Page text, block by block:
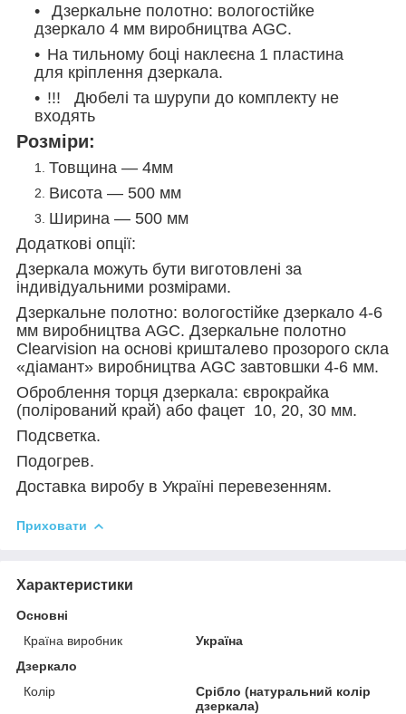
Дзеркальне полотно: вологостійке
дзеркало 4 мм виробництва AGC.
На тильному боці наклеєна 1 пластина
для кріплення дзеркала.
!!! Дюбелі та шурупи до комплекту не
входять
Розміри:
Товщина — 4мм
Висота — 500 мм
Ширина — 500 мм
Додаткові опції:
Дзеркала можуть бути виготовлені за
індивідуальними розмірами.
Дзеркальне полотно: вологостійке дзеркало 4-6
мм виробництва AGC. Дзеркальне полотно
Clearvision на основі кришталево прозорого скла
«діамант» виробництва AGC завтовшки 4-6 мм.
Оброблення торця дзеркала: єврокрайка
(полірований край) або фацет 10, 20, 30 мм.
Подсветка.
Подогрев.
Доставка виробу в Україні перевезенням.
Приховати
Характеристики
Основні
Країна виробник
Україна
Дзеркало
Колір
Срібло (натуральний колір
дзеркала)